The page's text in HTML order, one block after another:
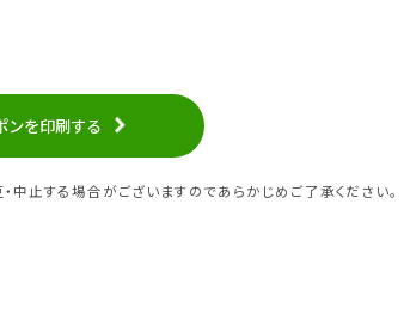
ンを印刷する
止する場合がございますのであらかじめご了承ください。